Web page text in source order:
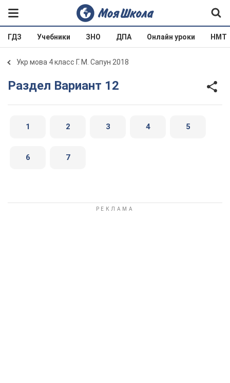
ГДЗ Учебники ЗНО ДПА Онлайн уроки НМТ
Укр мова 4 класс Г. М. Сапун 2018
Раздел Вариант 12
1 2 3 4 5
6 7